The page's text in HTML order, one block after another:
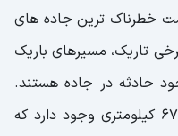
دادن جاده 360 در لیست خطرناک ترین جاده های
تاریک، مسیرهای باریک
حادثه در جاده هستند.
همچنین 54 پل یکطرفه در مسیر 67 کیلومتری وجود دارد که